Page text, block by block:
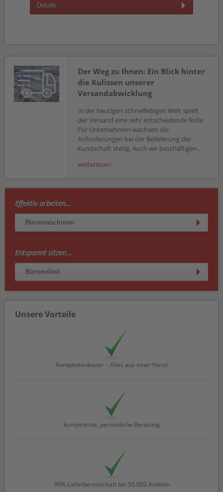
Details
Der Weg zu Ihnen: Ein Blick hinter
die Kulissen unserer
Versandabwicklung
In der heutigen schnelllebigen Welt spielt
der Versand eine sehr entscheidende Rolle.
Für Unternehmen wachsen die
Anforderungen bei der Belieferung der
Kundschaft stetig. Auch wir beschäftigen...
weiterlesen
Effektiv arbeiten...
Büromaschinen
Entspannt sitzen...
Büromöbel
Unsere Vorteile
Komplettanbieter – Alles aus einer Hand
kompetente, persönliche Beratung
99% Lieferbereitschaft bei 50.000 Artikeln